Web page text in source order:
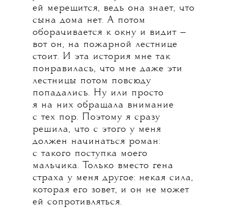
ей мерещится, ведь она знает, что
сына дома нет. А потом
оборачивается к окну и видит —
вот он, на пожарной лестнице
стоит. И эта история мне так
понравилась, что мне даже эти
лестницы потом повсюду
попадались. Ну или просто
я на них обращала внимание
с тех пор. Поэтому я сразу
решила, что с этого у меня
должен начинаться роман:
с такого поступка моего
мальчика. Только вместо гена
страха у меня другое: некая сила,
которая его зовет, и он не может
ей сопротивляться.